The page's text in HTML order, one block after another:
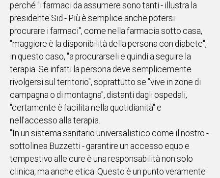
perché "i farmaci da assumere sono tanti - illustra la
presidente Sid - Più è semplice anche potersi
procurare i farmaci", come nella farmacia sotto casa,
"maggiore è la disponibilità della persona con diabete",
in questo caso, "a procurarseli e quindi a seguire la
terapia. Se infatti la persona deve semplicemente
rivolgersi sul territorio", soprattutto se "vive in zone di
campagna o di montagna", distanti dagli ospedali,
"certamente è facilita nella quotidianità" e
nell'accesso alla terapia.
"In un sistema sanitario universalistico come il nostro -
sottolinea Buzzetti - garantire un accesso equo e
tempestivo alle cure è una responsabilità non solo
clinica, ma anche etica. Questo è un punto veramente